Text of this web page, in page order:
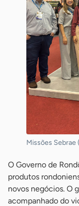
Missões Sebrae
O Governo de
produtos
novos negócios. O
acompanhado do